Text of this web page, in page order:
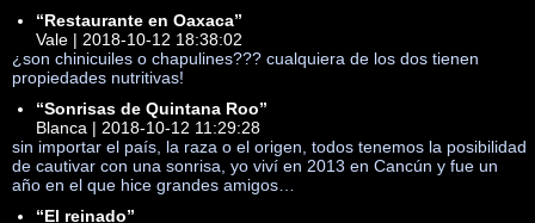
“Restaurante en Oaxaca”
Vale | 2018-10-12 18:38:02
¿son chinicuiles o chapulines??? cualquiera de los dos tienen
propiedades nutritivas!
“Sonrisas de Quintana Roo”
Blanca | 2018-10-12 11:29:28
sin importar el país, la raza o el origen, todos tenemos la posibilidad
de cautivar con una sonrisa, yo viví en 2013 en Cancún y fue un
año en el que hice grandes amigos…
“El reinado”